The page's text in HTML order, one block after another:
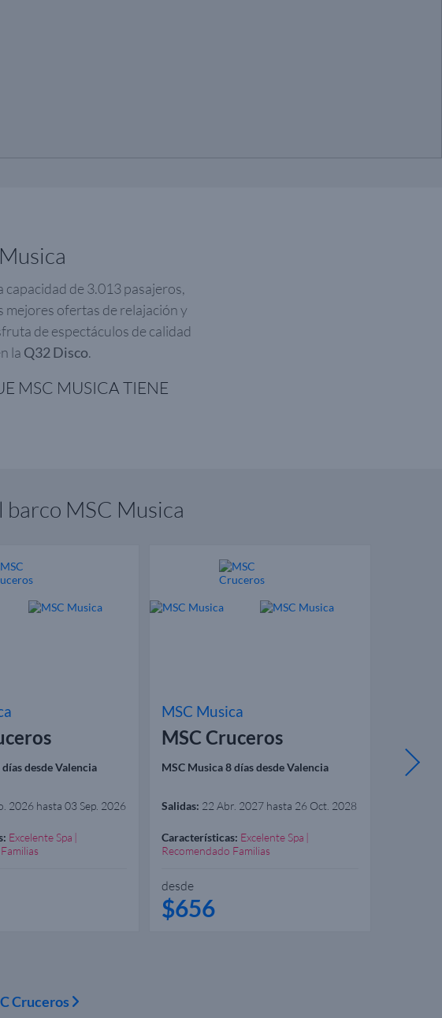
de 3.013 pasajeros,
ofertas de relajación y
de espectáculos de calidad
la Q32 Disco.
MSC MUSICA TIENE
barco MSC Musica
desde Valencia
2026 hasta 03 Sep. 2026
Excelente Spa
MSC Musica
MSC Cruceros
MSC Musica 8 días desde Valencia
Salidas: 22 Abr. 2027 hasta 26 Oct. 2028
Características: Excelente Spa
Recomendado Familias
desde
$656
MSC
Cruceros